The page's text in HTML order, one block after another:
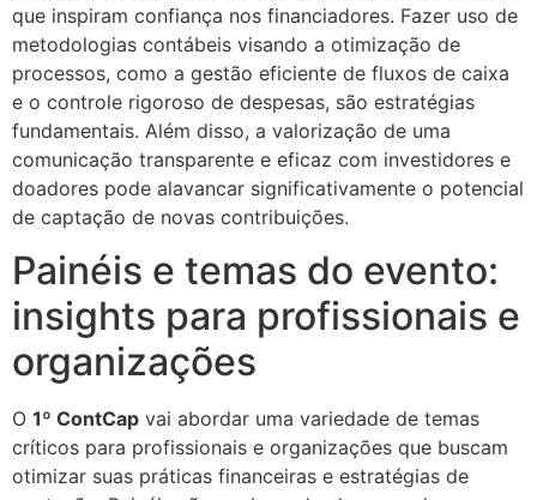
que inspiram confiança nos financiadores. Fazer uso de
metodologias contábeis visando a otimização de
processos, como a gestão eficiente de fluxos de caixa
e o controle rigoroso de despesas, são estratégias
fundamentais. Além disso, a valorização de uma
comunicação transparente e eficaz com investidores e
doadores pode alavancar significativamente o potencial
de captação de novas contribuições.
Painéis e temas do evento:
insights para profissionais e
organizações
O 1º ContCap vai abordar uma variedade de temas
críticos para profissionais e organizações que buscam
otimizar suas práticas financeiras e estratégias de